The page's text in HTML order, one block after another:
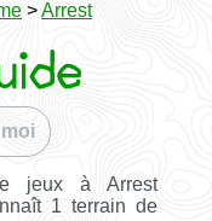
>Arrest
jeux à Arrest
1 terrain de